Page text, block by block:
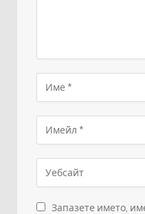
Запазете името,